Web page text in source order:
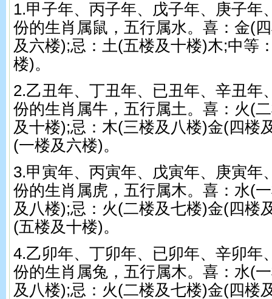
1.甲子年、丙子年、戊子年、庚子年
份的生肖属鼠，五行属水。喜：金(
及六楼);忌：土(五楼及十楼)木;中等
楼)。
2.乙丑年、丁丑年、已丑年、辛丑年
份的生肖属牛，五行属土。喜：火(
及十楼);忌：木(三楼及八楼)金(四楼
(一楼及六楼)。
3.甲寅年、丙寅年、戊寅年、庚寅年
份的生肖属虎，五行属木。喜：水(
及八楼);忌：火(二楼及七楼)金(四楼
(五楼及十楼)。
4.乙卯年、丁卯年、已卯年、辛卯年
份的生肖属兔，五行属木。喜：水(
及八楼);忌：火(二楼及七楼)金(四楼